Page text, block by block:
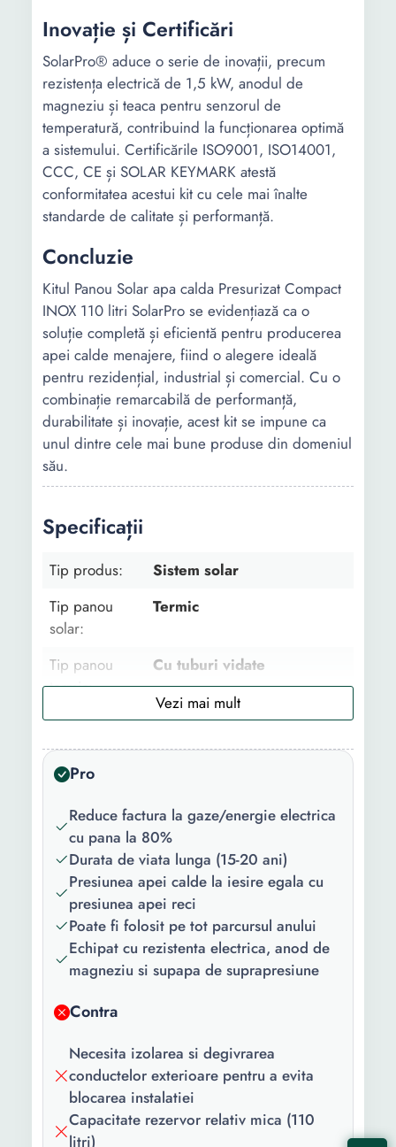
Inovație și Certificări
SolarPro® aduce o serie de inovații, precum
rezistența electrică de 1,5 kW, anodul de
magneziu și teaca pentru senzorul de
temperatură, contribuind la funcționarea optimă
a sistemului. Certificările ISO9001, ISO14001,
CCC, CE și SOLAR KEYMARK atestă
conformitatea acestui kit cu cele mai înalte
standarde de calitate și performanță.
Concluzie
Kitul Panou Solar apa calda Presurizat Compact
INOX 110 litri SolarPro se evidențiază ca o
soluție completă și eficientă pentru producerea
apei calde menajere, fiind o alegere ideală
pentru rezidențial, industrial și comercial. Cu o
combinație remarcabilă de performanță,
durabilitate și inovație, acest kit se impune ca
unul dintre cele mai bune produse din domeniul
său.
Specificații
Tip produs:
Sistem solar
Tip panou
solar:
Termic
Tip panou
termic:
Cu tuburi vidate
Structura:
Cu rezervor
Caracteristici
cheie:
Functionare tot timpul
anului Echipat cu toate
supapele si accesoriile
necesare montajului Se
ofera manual complet de
instructiuni in limba
romana Functioneaza la
presiunea din retea Poate
1.5kW Dotat cu anod de
Magneziu Confectionat
integral din INOX 304
alimentar
Pro
Reduce factura la gaze/energie electrica
cu pana la 80%
Durata de viata lunga (15-20 ani)
Presiunea apei calde la iesire egala cu
presiunea apei reci
Poate fi folosit pe tot parcursul anului
Echipat cu rezistenta electrica, anod de
magneziu si supapa de suprapresiune
Contra
Necesita izolarea si degivrarea
conductelor exterioare pentru a evita
blocarea instalatiei
Capacitate rezervor relativ mica (110
litri)